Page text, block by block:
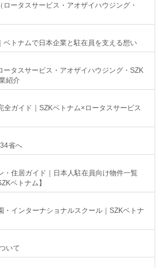
ータスサービス・アオザイハウジング・
ベトナムで日本企業と駐在員を支える想い
ータスサービス・アオザイハウジング・SZK
紹介
全ガイド｜SZKベトナム×ロータスサービス
省へ
・住居ガイド｜日本人駐在員向け物件一覧
ベトナム】
・インターナショナルスクール｜SZKベトナ
いて